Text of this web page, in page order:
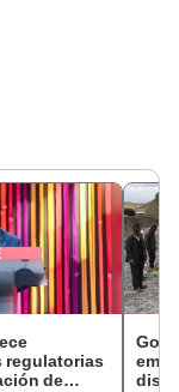
regulatorias
de